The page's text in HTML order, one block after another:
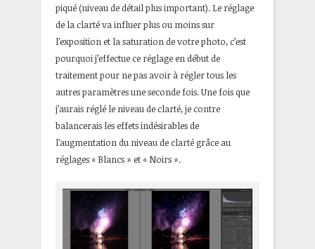
piqué (niveau de détail plus important). Le réglage
de la clarté va influer plus ou moins sur
l’exposition et la saturation de votre photo, c’est
pourquoi j’effectue ce réglage en début de
traitement pour ne pas avoir à régler tous les
autres paramètres une seconde fois. Une fois que
j’aurais réglé le niveau de clarté, je contre
balancerais les effets indésirables de
l’augmentation du niveau de clarté grâce au
réglages « Blancs » et « Noirs ».